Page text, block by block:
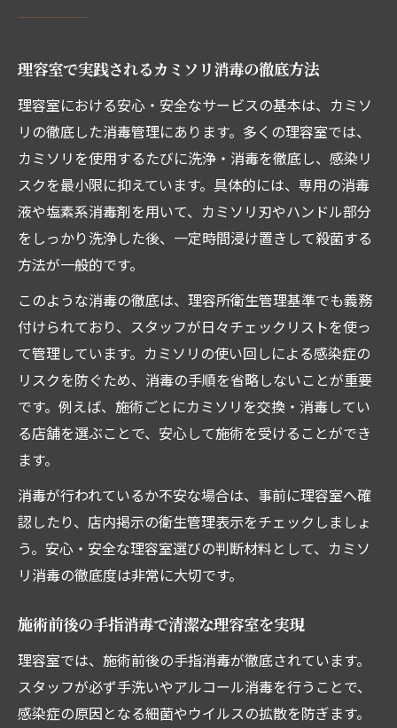
理容室で実践されるカミソリ消毒の徹底方法
理容室における安心・安全なサービスの基本は、カミソ
リの徹底した消毒管理にあります。多くの理容室では、
カミソリを使用するたびに洗浄・消毒を徹底し、感染リ
スクを最小限に抑えています。具体的には、専用の消毒
液や塩素系消毒剤を用いて、カミソリ刃やハンドル部分
をしっかり洗浄した後、一定時間浸け置きして殺菌する
方法が一般的です。
このような消毒の徹底は、理容所衛生管理基準でも義務
付けられており、スタッフが日々チェックリストを使っ
て管理しています。カミソリの使い回しによる感染症の
リスクを防ぐため、消毒の手順を省略しないことが重要
です。例えば、施術ごとにカミソリを交換・消毒してい
る店舗を選ぶことで、安心して施術を受けることができ
ます。
消毒が行われているか不安な場合は、事前に理容室へ確
認したり、店内掲示の衛生管理表示をチェックしましょ
う。安心・安全な理容室選びの判断材料として、カミソ
リ消毒の徹底度は非常に大切です。
施術前後の手指消毒で清潔な理容室を実現
理容室では、施術前後の手指消毒が徹底されています。
スタッフが必ず手洗いやアルコール消毒を行うことで、
感染症の原因となる細菌やウイルスの拡散を防ぎます。